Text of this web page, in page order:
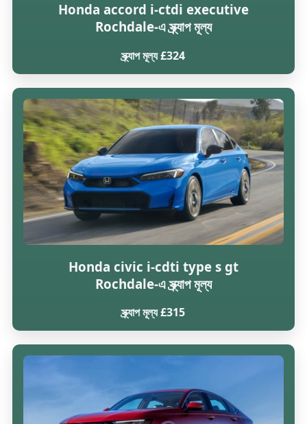
Honda accord i-ctdi executive
Rochdale-এ স্ক্র্যাপ মূল্য
স্ক্র্যাপ মূল্য £324
Honda civic i-cdti type s gt
Rochdale-এ স্ক্র্যাপ মূল্য
স্ক্র্যাপ মূল্য £315